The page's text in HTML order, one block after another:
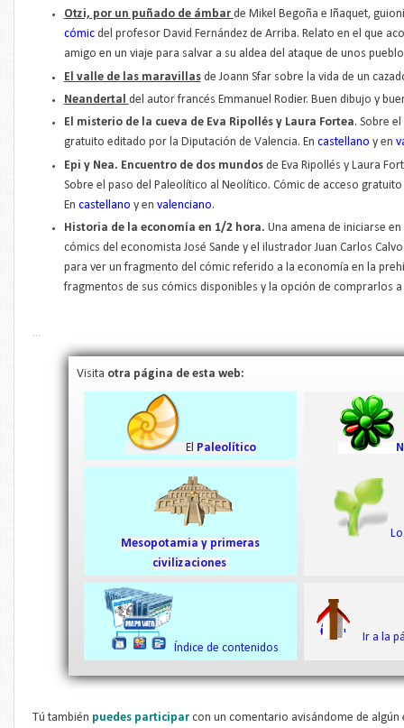
Otzi, por un puñado de ámbar de Mikel Begoña e Iñaquet,
cómicdel profesor David Fernández de Arriba. Relato en el que
amigo en un viaje para salvar a su aldea del ataque de unos
El valle de las maravillasde Joann Sfar sobre la vida de un
Neandertal del autor francés Emmanuel Rodier. Buen dibujo y
El misterio de la cueva de Eva Ripollés y Laura Fortea. Sobre
gratuito editado por la Diputación de Valencia. En castellano y en
Epi y Nea. Encuentro de dos mundosde Eva Ripollés y Laura
Sobre el paso del Paleolítico al Neolítico. Cómic de acceso
En castellano y en valenciano.
Historia de la economía en 1/2 hora. Una amena de iniciarse
cómics del economista José Sande y el ilustrador Juan Carlos
para ver un fragmento del cómic referido a la economía en la
fragmentos de sus cómics disponibles y la opción de comprarlos
...
Visita otra página de esta web:
El Paleolítico
Mesopotamia y primeras
civilizaciones
Índice de contenidos
Ir a la
Tú también puedes participar con un comentario avisándome de